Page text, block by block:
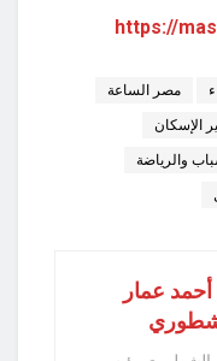
https://
مصر الساعة
الإسكان
والرياضة
عمار